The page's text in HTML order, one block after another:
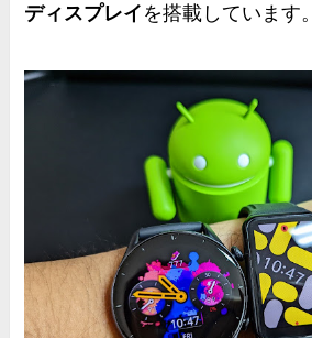
ディスプレイ を搭載しています。